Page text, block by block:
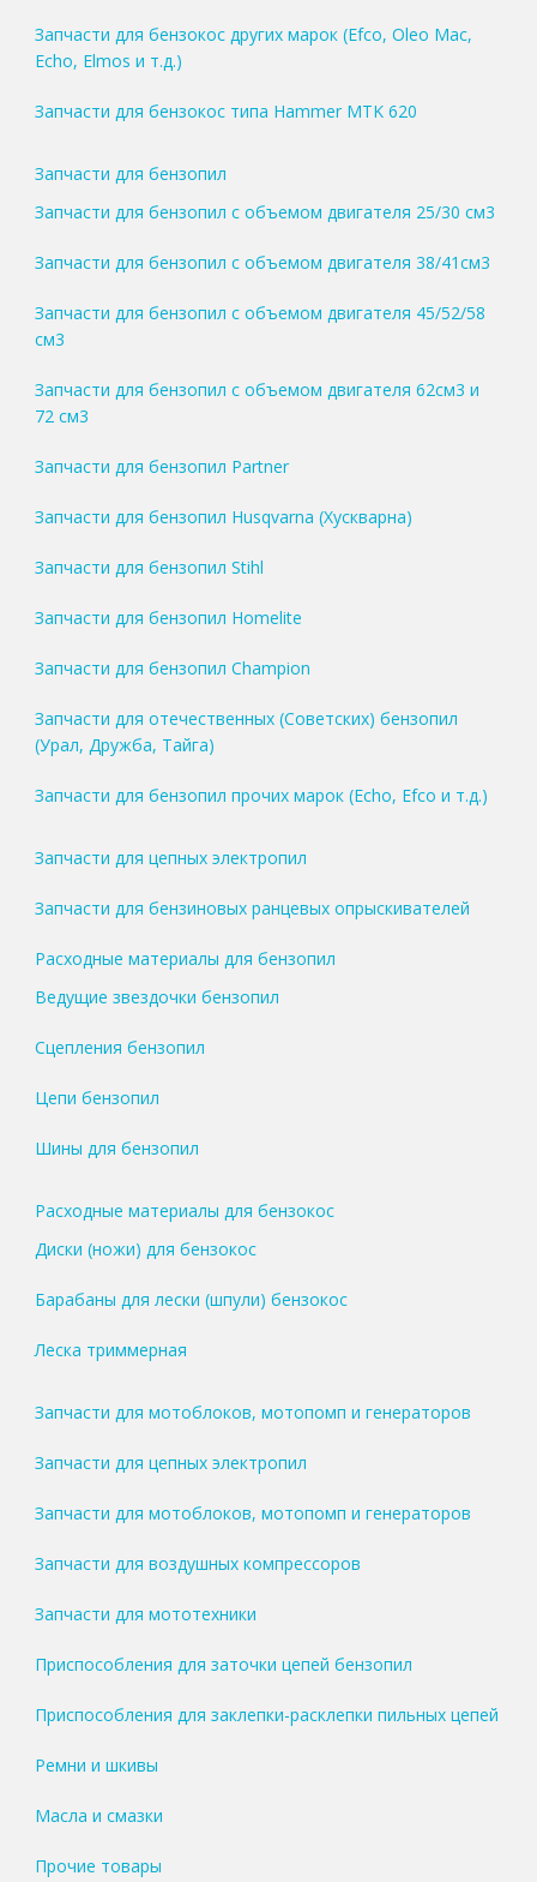
Запчасти для бензокос других марок (Efco, Oleo Mac,
Echo, Elmos и т.д.)
Запчасти для бензокос типа Hammer MTK 620
Запчасти для бензопил
Запчасти для бензопил с объемом двигателя 25/30 см3
Запчасти для бензопил с объемом двигателя 38/41см3
Запчасти для бензопил с объемом двигателя 45/52/58
см3
Запчасти для бензопил с объемом двигателя 62см3 и
72 см3
Запчасти для бензопил Partner
Запчасти для бензопил Husqvarna (Хускварна)
Запчасти для бензопил Stihl
Запчасти для бензопил Homelite
Запчасти для бензопил Champion
Запчасти для отечественных (Советских) бензопил
(Урал, Дружба, Тайга)
Запчасти для бензопил прочих марок (Echo, Efco и т.д.)
Запчасти для цепных электропил
Запчасти для бензиновых ранцевых опрыскивателей
Расходные материалы для бензопил
Ведущие звездочки бензопил
Сцепления бензопил
Цепи бензопил
Шины для бензопил
Расходные материалы для бензокос
Диски (ножи) для бензокос
Барабаны для лески (шпули) бензокос
Леска триммерная
Запчасти для мотоблоков, мотопомп и генераторов
Запчасти для цепных электропил
Запчасти для мотоблоков, мотопомп и генераторов
Запчасти для воздушных компрессоров
Запчасти для мототехники
Приспособления для заточки цепей бензопил
Приспособления для заклепки-расклепки пильных цепей
Ремни и шкивы
Масла и смазки
Прочие товары